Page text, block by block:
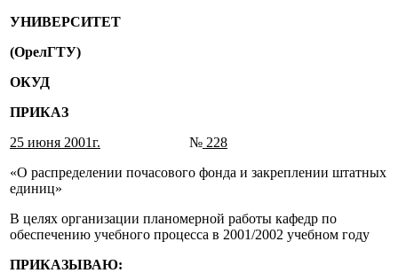
УНИВЕРСИТЕТ
(ОрелГТУ)
ОКУД
ПРИКАЗ
25 июня 2001г. № 228
«О распределении почасового фонда и закреплении штатных
единиц»
В целях организации планомерной работы кафедр по
обеспечению учебного процесса в 2001/2002 учебном году
ПРИКАЗЫВАЮ: